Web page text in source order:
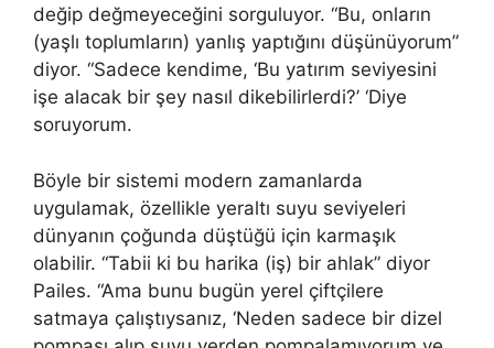
değip değmeyeceğini sorguluyor. “Bu, onların
(yaşlı toplumların) yanlış yaptığını düşünüyorum”
diyor. “Sadece kendime, ‘Bu yatırım seviyesini
işe alacak bir şey nasıl dikebilirlerdi?’ ‘Diye
soruyorum.
Böyle bir sistemi modern zamanlarda
uygulamak, özellikle yeraltı suyu seviyeleri
dünyanın çoğunda düştüğü için karmaşık
olabilir. “Tabii ki bu harika (iş) bir ahlak” diyor
Pailes. “Ama bunu bugün yerel çiftçilere
satmaya çalıştıysanız, ‘Neden sadece bir dizel